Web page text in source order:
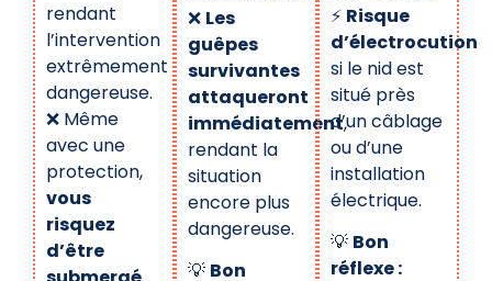
rendant
l’intervention
extrêmement
dangereuse.
❌ Même
avec une
protection,
vous
risquez
d’être
❌ Les
guêpes
survivantes
attaqueront
immédiatement,
rendant la
situation
encore plus
dangereuse.
💡 Bon
⚡ Risque
d’électrocution
si le nid est
situé près
d’un câblage
ou d’une
installation
électrique.
💡 Bon
réflexe :